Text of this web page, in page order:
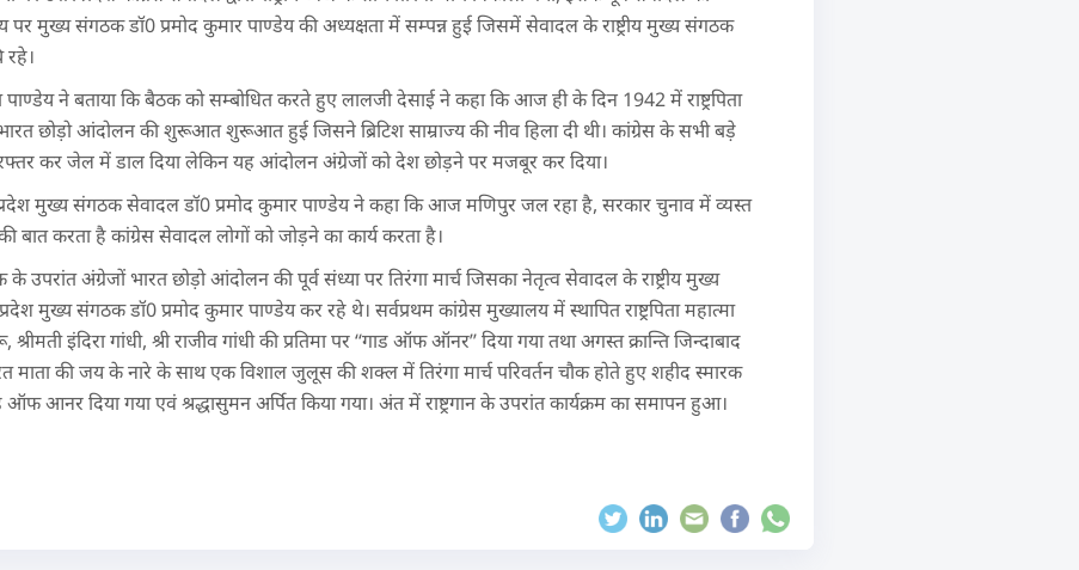
मुख्य संगठक डॉ0 प्रमोद कुमार पाण्डेय की अध्यक्षता में सम्पन्न हुई जिसमें सेवादल के राष्ट्रीय मुख्य संगठक
रहे।
पाण्डेय ने बताया कि बैठक को सम्बोधित करते हुए लालजी देसाई ने कहा कि आज ही के दिन 1942 में राष्ट्रपिता
भारत छोड़ो आंदोलन की शुरूआत शुरूआत हुई जिसने ब्रिटिश साम्राज्य की नीव हिला दी थी। कांग्रेस के सभी बडे़
कर जेल में डाल दिया लेकिन यह आंदोलन अंग्रेजों को देश छोड़ने पर मजबूर कर दिया।
मुख्य संगठक सेवादल डॉ0 प्रमोद कुमार पाण्डेय ने कहा कि आज मणिपुर जल रहा है, सरकार चुनाव में व्यस्त
बात करता है कांग्रेस सेवादल लोगों को जोड़ने का कार्य करता है।
उपरांत अंग्रेजों भारत छोड़ो आंदोलन की पूर्व संध्या पर तिरंगा मार्च जिसका नेतृत्व सेवादल के राष्ट्रीय मुख्य
मुख्य संगठक डॉ0 प्रमोद कुमार पाण्डेय कर रहे थे। सर्वप्रथम कांग्रेस मुख्यालय में स्थापित राष्ट्रपिता महात्मा
इंदिरा गांधी, श्री राजीव गांधी की प्रतिमा पर ‘‘गाड ऑफ ऑनर’’ दिया गया तथा अगस्त क्रान्ति जिन्दाबाद
माता की जय के नारे के साथ एक विशाल जुलूस की शक्ल में तिरंगा मार्च परिवर्तन चौक होते हुए शहीद स्मारक
ऑफ आनर दिया गया एवं श्रद्धासुमन अर्पित किया गया। अंत में राष्ट्रगान के उपरांत कार्यक्रम का समापन हुआ।